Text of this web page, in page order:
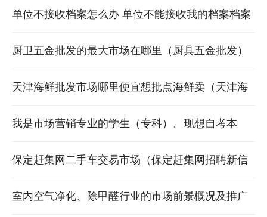
理专业就业）
单位不接收档案怎么办 单位不能接收我的档案档案
该怎么办可以放人才市场吗.txt
厨卫五金批发的最大市场在哪里（厨具五金批发）
天津海鲜批发市场哪里便宜想批点海鲜卖（天津海
鲜批发市场价格）
我是市场营销专业的学生（专科）。现想自考本
科。想问一下另考哪个专业比较合适？？
保定赶集网二手车交易市场（保定赶集网招聘新信
息最新）
室内空气净化、除甲醛行业的市场前景概况及推广